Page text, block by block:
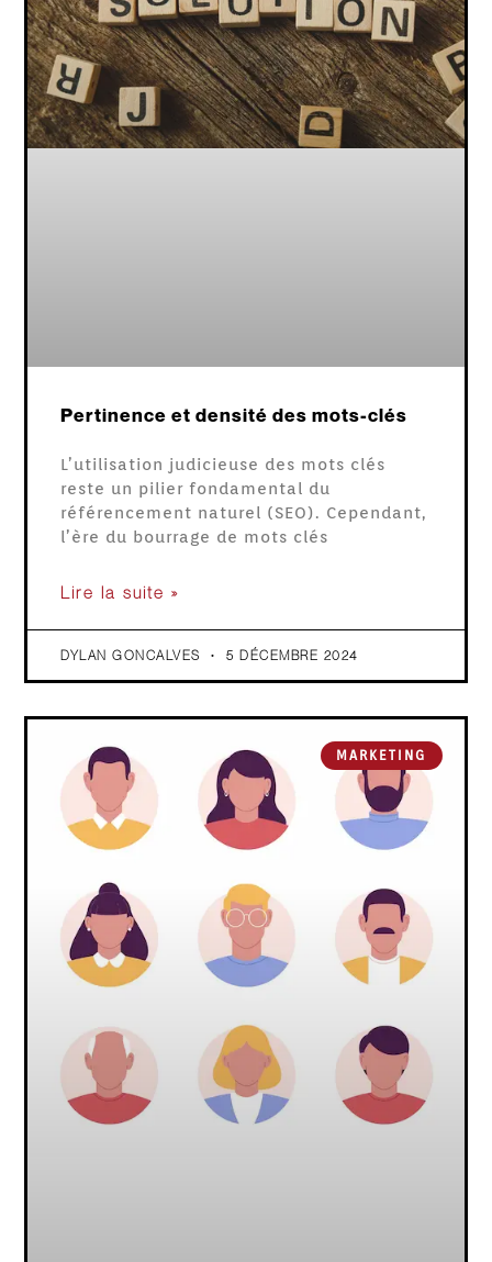
Pertinence et densité des mots-clés
L’utilisation judicieuse des mots clés
reste un pilier fondamental du
référencement naturel (SEO). Cependant,
l’ère du bourrage de mots clés
Lire la suite »
DYLAN GONCALVES 5 DÉCEMBRE 2024
MARKETING